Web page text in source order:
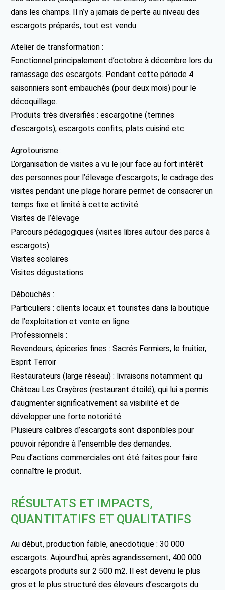
dans les champs. Il n’y a jamais de perte au niveau des
escargots préparés, tout est vendu.
Atelier de transformation :
Fonctionnel principalement d’octobre à décembre lors du
ramassage des escargots. Pendant cette période 4
saisonniers sont embauchés (pour deux mois) pour le
décoquillage.
Produits très diversifiés : escargotine (terrines
d’escargots), escargots confits, plats cuisiné etc.
Agrotourisme :
L’organisation de visites a vu le jour face au fort intérêt
des personnes pour l’élevage d’escargots; le cadrage des
visites pendant une plage horaire permet de consacrer un
temps fixe et limité à cette activité.
Visites de l’élevage
Parcours pédagogiques (visites libres autour des parcs à
escargots)
Visites scolaires
Visites dégustations
Débouchés :
Particuliers : clients locaux et touristes dans la boutique
de l’exploitation et vente en ligne
Professionnels :
Revendeurs, épiceries fines : Sacrés Fermiers, le fruitier,
Esprit Terroir
Restaurateurs (large réseau) : livraisons notamment qu
Château Les Crayères (restaurant étoilé), qui lui a permis
d’augmenter significativement sa visibilité et de
développer une forte notoriété.
Plusieurs calibres d’escargots sont disponibles pour
pouvoir répondre à l’ensemble des demandes.
Peu d’actions commerciales ont été faites pour faire
connaître le produit.
RÉSULTATS ET IMPACTS,
QUANTITATIFS ET QUALITATIFS
Au début, production faible, anecdotique : 30 000
escargots. Aujourd’hui, après agrandissement, 400 000
escargots produits sur 2 500 m2. Il est devenu le plus
gros et le plus structuré des éleveurs d’escargots du